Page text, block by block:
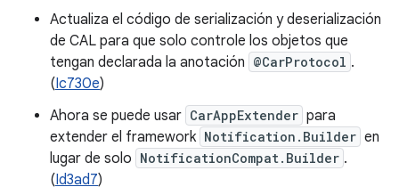
Actualiza el código de serialización y deserialización
de CAL para que solo controle los objetos que
tengan declarada la anotación @CarProtocol .
(Ic730e)
Ahora se puede usar CarAppExtender para
extender el framework Notification.Builder en
lugar de solo NotificationCompat.Builder .
(Id3ad7)